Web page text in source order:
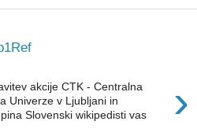
›
akcije CTK - Centralna
Univerze v Ljubljani in
Slovenski wikipedisti vas